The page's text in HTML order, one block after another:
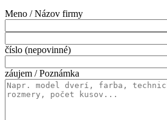
Meno / Názov firmy
číslo (nepovinné)
záujem / Poznámka